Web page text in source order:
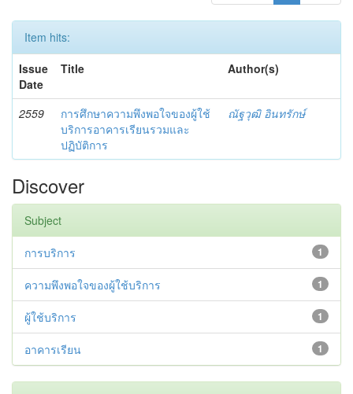
Item hits:
Issue
Date
Title Author(s)
2559
การศึกษาความพึงพอใจของผู้ใช้
บริการอาคารเรียนรวมและ
ปฏิบัติการ
ณัฐวุฒิ อินทรักษ์
Discover
Subject
1
การบริการ
1
ความพึงพอใจของผู้ใช้บริการ
1
ผู้ใช้บริการ
1
อาคารเรียน